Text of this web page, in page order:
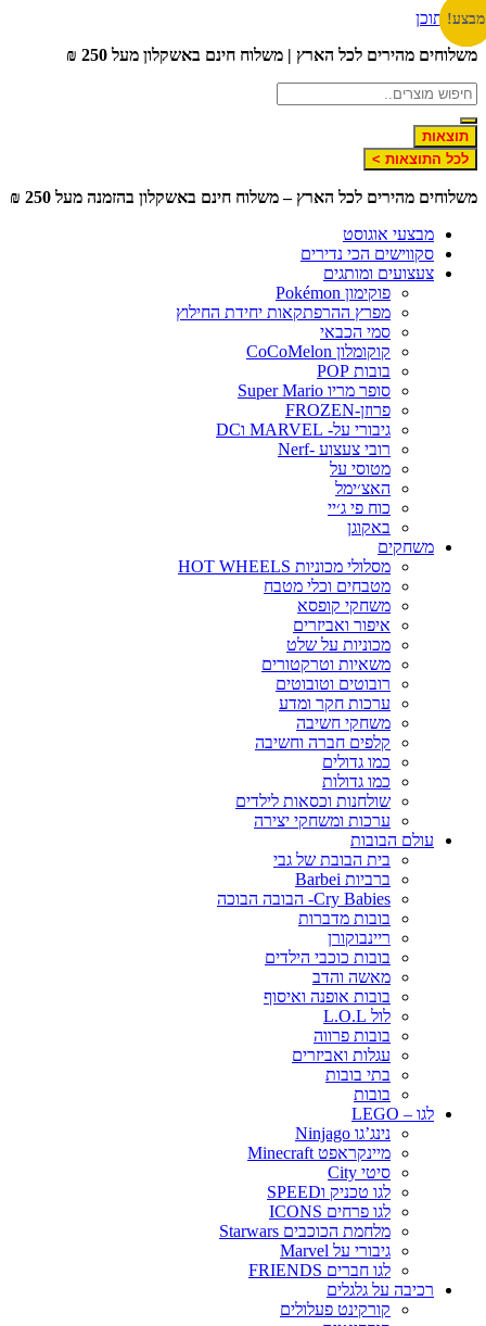
דלג לתוכן
משלוחים מהירים לכל הארץ | משלוח חינם באשקלון מעל 250 ₪
תוצאות
לכל התוצאות >
משלוחים מהירים לכל הארץ – משלוח חינם באשקלון בהזמנה מעל 250 ₪
מבצעי אוגוסט
סקווישים הכי נדירים
צעצועים ומותגים
פוקימון Pokémon
מפרץ ההרפתקאות יחידת החילוץ
סמי הכבאי
קוקומלון CoCoMelon
בובות POP
סופר מריו Super Mario
פרוזן-FROZEN
גיבורי על- MARVEL וDC
רובי צעצוע -Nerf
מטוסי על
האצ׳ימל
כוח פי ג׳יי
באקוגן
משחקים
מסלולי מכוניות HOT WHEELS
מטבחים וכלי מטבח
משחקי קופסא
איפור ואביזרים
מכוניות על שלט
משאיות וטרקטורים
רובוטים וטובוטים
ערכות חקר ומדע
משחקי חשיבה
קלפים חברה וחשיבה
כמו גדולים
כמו גדולות
שולחנות וכסאות לילדים
ערכות ומשחקי יצירה
עולם הבובות
בית הבובת של גבי
ברביות Barbei
Cry Babies- הבובה הבוכה
בובות מדברות
ריינבוקורן
בובות כוכבי הילדים
מאשה והדב
בובות אופנה ואיסוף
לול L.O.L
בובות פרווה
עגלות ואביזרים
בתי בובות
בובות
לגו – LEGO
נינג’גו Ninjago
מיינקראפט Minecraft
סיטי City
לגו טכניק וSPEED
לגו פרחים ICONS
מלחמת הכוכבים Starwars
גיבורי על Marvel
לגו חברים FRIENDS
רכיבה על גלגלים
קורקינט פעלולים
מבצע!
מבצע!
מבצע!